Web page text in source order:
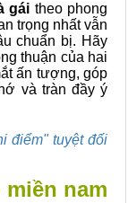
gái theo phong
trọng nhất vẫn
chuẩn bị. Hãy
thuận của hai
ấn tượng, góp
và tràn đầy ý
điểm" tuyệt đối
nam